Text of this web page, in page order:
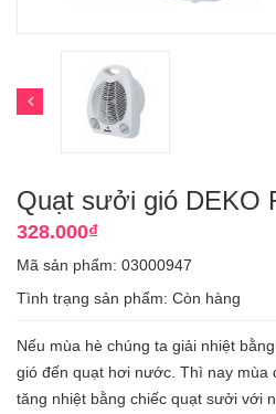
Quạt sưởi gió DEKO
328.000₫
Mã sản phẩm: 03000947
Tình trạng sản phẩm: Còn hàng
Nếu mùa hè chúng ta giải nhiệt
gió đến quạt hơi nước. Thì nay mùa
tăng nhiệt bằng chiếc quạt sưởi với